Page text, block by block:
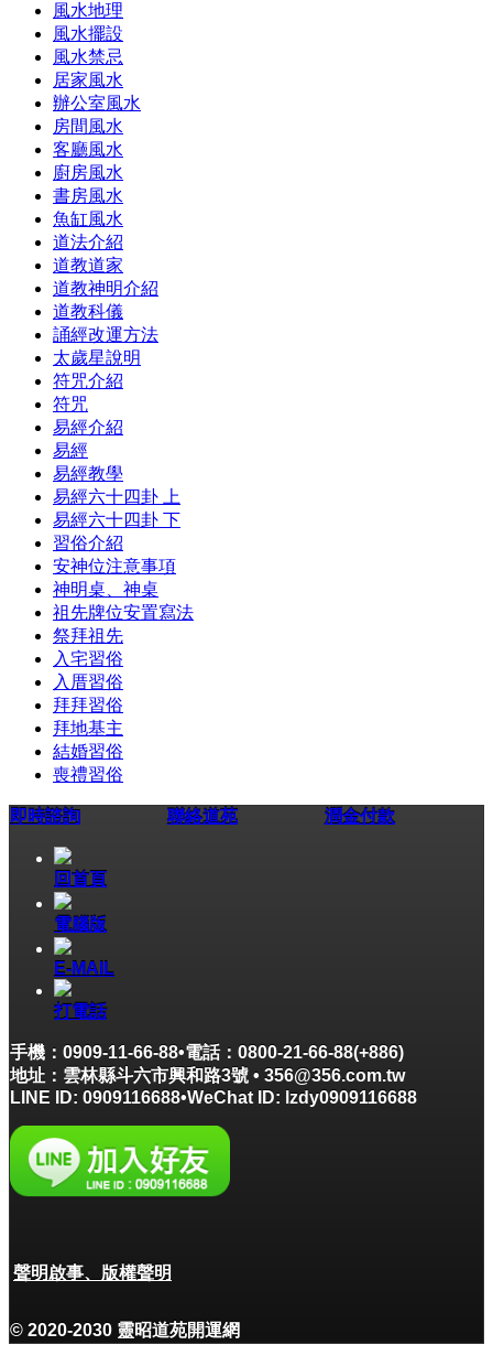
風水地理
風水擺設
風水禁忌
居家風水
辦公室風水
房間風水
客廳風水
廚房風水
書房風水
魚缸風水
道法介紹
道教道家
道教神明介紹
道教科儀
誦經改運方法
太歲星說明
符咒介紹
符咒
易經介紹
易經
易經教學
易經六十四卦 上
易經六十四卦 下
習俗介紹
安神位注意事項
神明桌、神桌
祖先牌位安置寫法
祭拜祖先
入宅習俗
入厝習俗
拜拜習俗
拜地基主
結婚習俗
喪禮習俗
即時諮詢 聯絡道苑 潤金付款
回首頁
電腦版
E-MAIL
打電話
手機：0909-11-66-88•電話：0800-21-66-88(+886)
地址：雲林縣斗六市興和路3號 • 356@356.com.tw
LINE ID: 0909116688•WeChat ID: lzdy0909116688
聲明啟事、版權聲明
© 2020-2030 靈昭道苑開運網